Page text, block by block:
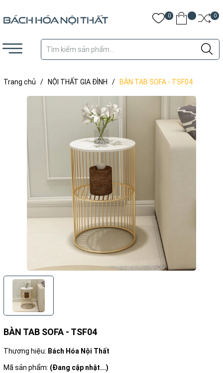
0 0
Trang chủ / NỘI THẤT GIA ĐÌNH / BÀN TAB SOFA - TSF04
BÀN TAB SOFA - TSF04
Thương hiệu: Bách Hóa Nội Thất
Mã sản phẩm: (Đang cập nhật...)